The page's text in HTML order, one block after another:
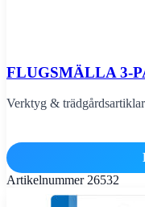
FLUGSMÄLLA 3-
Verktyg & trädgårdsartiklar
Artikelnummer 26532